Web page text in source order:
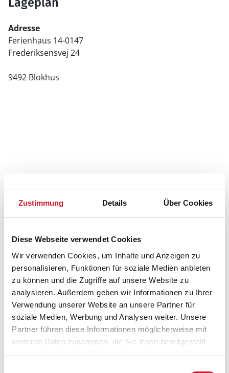
Zustimmung Details Über Cookies
Diese Webseite verwendet Cookies
Wir verwenden Cookies, um Inhalte und Anzeigen zu
personalisieren, Funktionen für soziale Medien anbieten
zu können und die Zugriffe auf unsere Website zu
analysieren. Außerdem geben wir Informationen zu Ihrer
Verwendung unserer Website an unsere Partner für
soziale Medien, Werbung und Analysen weiter. Unsere
Partner führen diese Informationen möglicherweise mit
weiteren Daten zusammen, die Sie ihnen bereitgestellt
haben oder die sie im Rahmen Ihrer Nutzung der Dienste
Adresse
Ferienhaus 14-0147
Frederiksensvej 24
9492 Blokhus
Belegungskalender
Reisedauer auswählen
Anzahl Reisende auswählen
Anreisetag im Belegungskalender anklicken